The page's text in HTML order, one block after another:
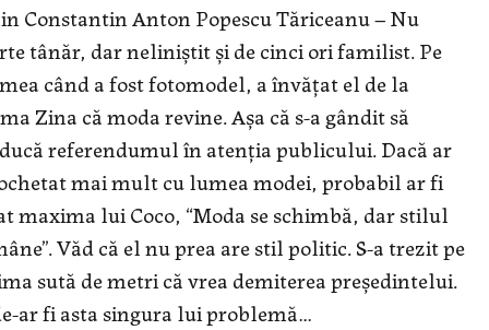
Constantin Anton Popescu Tăriceanu – Nu
tânăr, dar neliniștit și de cinci ori familist. Pe
când a fost fotomodel, a învățat el de la
Zina că moda revine. Așa că s-a gândit să
referendumul în atenția publicului. Dacă ar
mai mult cu lumea modei, probabil ar fi
maxima lui Coco, “Moda se schimbă, dar stilul
Văd că el nu prea are stil politic. S-a trezit pe
sută de metri că vrea demiterea președintelui.
ar fi asta singura lui problemă…